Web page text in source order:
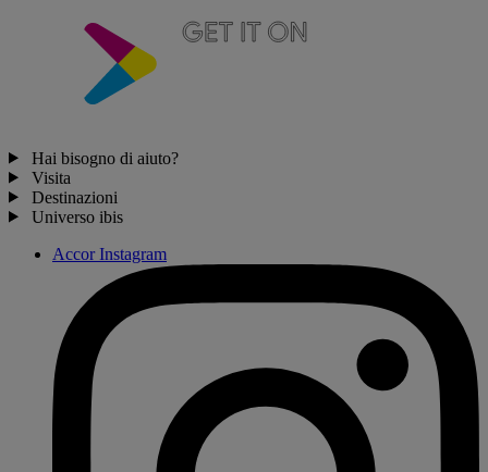
Hai bisogno di aiuto?
Visita
Destinazioni
Universo ibis
Accor Instagram